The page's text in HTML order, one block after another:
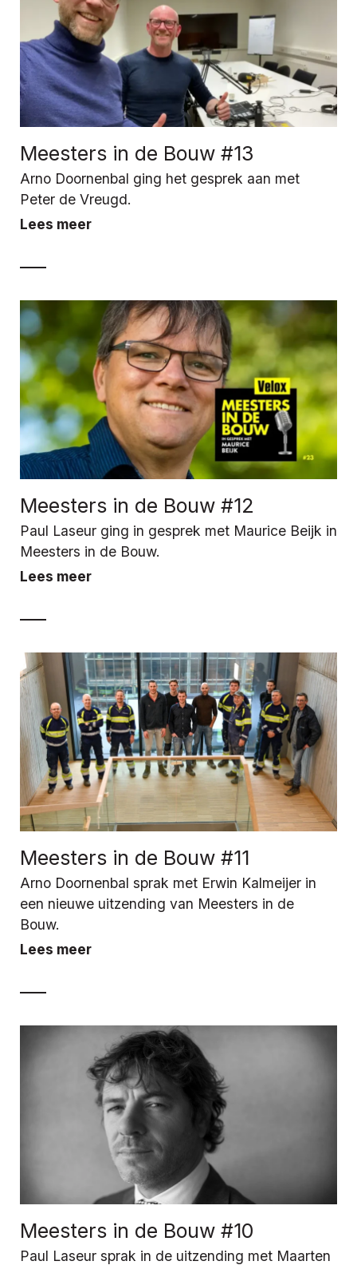
Meesters in de Bouw #13
Arno Doornenbal ging het gesprek aan met
Peter de Vreugd.
Lees meer
Meesters in de Bouw #12
Paul Laseur ging in gesprek met Maurice Beijk in
Meesters in de Bouw.
Lees meer
Meesters in de Bouw #11
Arno Doornenbal sprak met Erwin Kalmeijer in
een nieuwe uitzending van Meesters in de
Bouw.
Lees meer
Meesters in de Bouw #10
Paul Laseur sprak in de uitzending met Maarten